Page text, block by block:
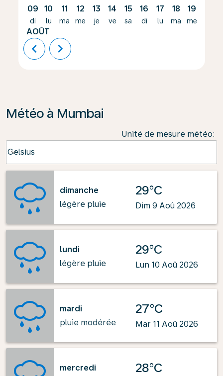
09
di
AOÛT
10
lu
11
ma
12
me
13
je
14
ve
15
sa
16
di
17
lu
18
ma
19
me
chevron_left chevron_right
Météo à Mumbai
Unité de mesure météo:
Celsius
keyboard_arrow_down
dimanche
légère pluie
29°C
Dim 9 Aoû 2026
lundi
légère pluie
29°C
Lun 10 Aoû 2026
mardi
pluie modérée
27°C
Mar 11 Aoû 2026
mercredi
28°C